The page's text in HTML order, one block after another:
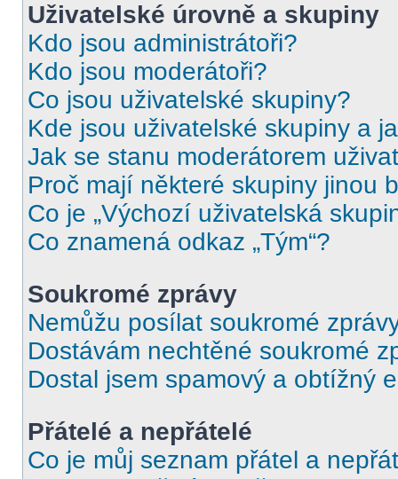
Uživatelské úrovně a skupiny
Kdo jsou administrátoři?
Kdo jsou moderátoři?
Co jsou uživatelské skupiny?
Kde jsou uživatelské skupiny a
Jak se stanu moderátorem
Proč mají některé skupiny jinou
Co je „Výchozí uživatelská
Co znamená odkaz „Tým“?
Soukromé zprávy
Nemůžu posílat soukromé
Dostávám nechtěné soukromé
Dostal jsem spamový a obtížný
Přátelé a nepřátelé
Co je můj seznam přátel a